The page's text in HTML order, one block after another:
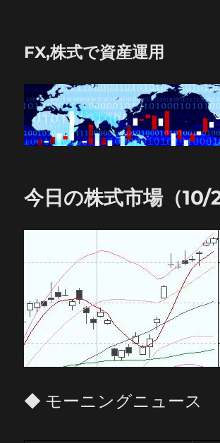
FX,株式で資産運用
今日の株式市場（10/
◆ モーニングニュース